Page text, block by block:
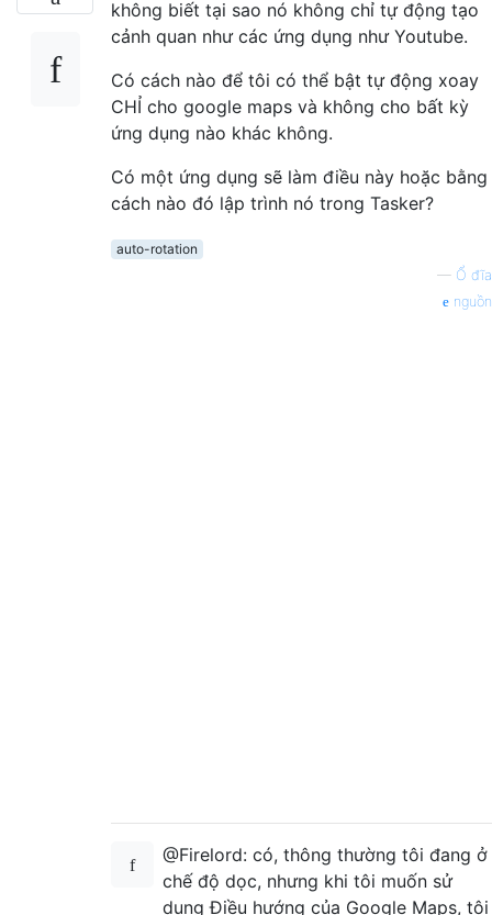
không biết tại sao nó không chỉ tự động tạo
cảnh quan như các ứng dụng như Youtube.
Có cách nào để tôi có thể bật tự động xoay
CHỈ cho google maps và không cho bất kỳ
ứng dụng nào khác không.
Có một ứng dụng sẽ làm điều này hoặc bằng
cách nào đó lập trình nó trong Tasker?
auto-rotation
— Ổ đĩa
nguồn
@Firelord: có, thông thường tôi đang ở
chế độ dọc, nhưng khi tôi muốn sử
dụng Điều hướng của Google Maps, tôi